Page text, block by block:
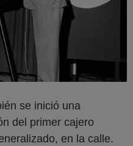
se inició una
del primer cajero
en la calle.